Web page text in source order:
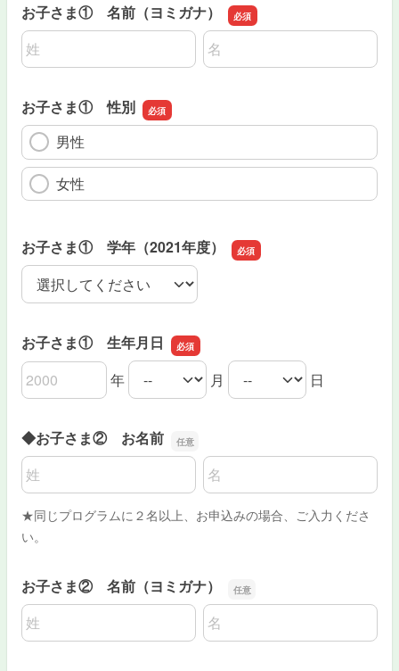
お子さま① 名前（ヨミガナ）
名前の姓
名前の名
お子さま① 性別
男性
女性
お子さま① 学年（2021年度）
お子さま① 学年（2021年度）
お子さま① 生年月日
お子さま① 生年月日の年
年
お子さま① 生年月日の月 月
お子さま① 生年月日の日 日
◆お子さま② お名前
名前の姓
名前の名
★同じプログラムに２名以上、お申込みの場合、ご入力くださ
い。
お子さま② 名前（ヨミガナ）
名前の姓
名前の名